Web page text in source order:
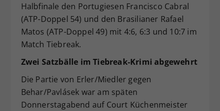
Halbfinale den Portugiesen Francisco Cabral
(ATP-Doppel 54) und den Brasilianer Rafael
Matos (ATP-Doppel 49) mit 4:6, 6:3 und 10:7 im
Match Tiebreak.
Zwei Satzbälle im Tiebreak-Krimi abgewehrt
Die Partie von Erler/Miedler gegen
Behar/Pavlásek war am späten
Donnerstagabend auf Court Küchenmeister